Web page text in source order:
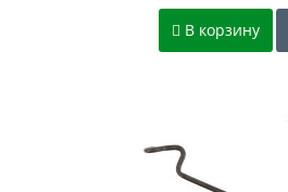
В корзину